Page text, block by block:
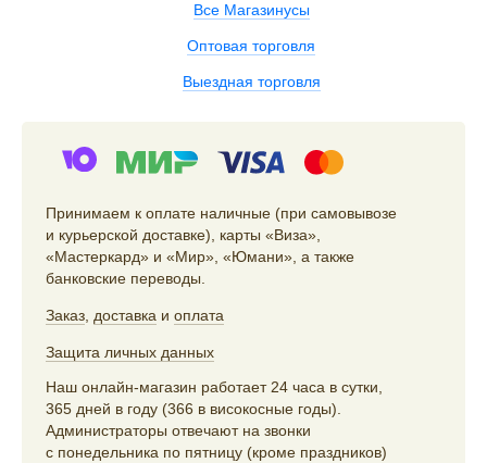
Все Магазинусы
Оптовая торговля
Выездная торговля
Принимаем к оплате наличные (при самовывозе
и курьерской доставке), карты «Виза»,
«Мастеркард» и «Мир», «Юмани», а также
банковские переводы.
Заказ доставка и оплата
Защита личных данных
Наш онлайн-магазин работает 24 часа в сутки,
365 дней в году (366 в високосные годы).
Администраторы отвечают на звонки
с понедельника по пятницу (кроме праздников)